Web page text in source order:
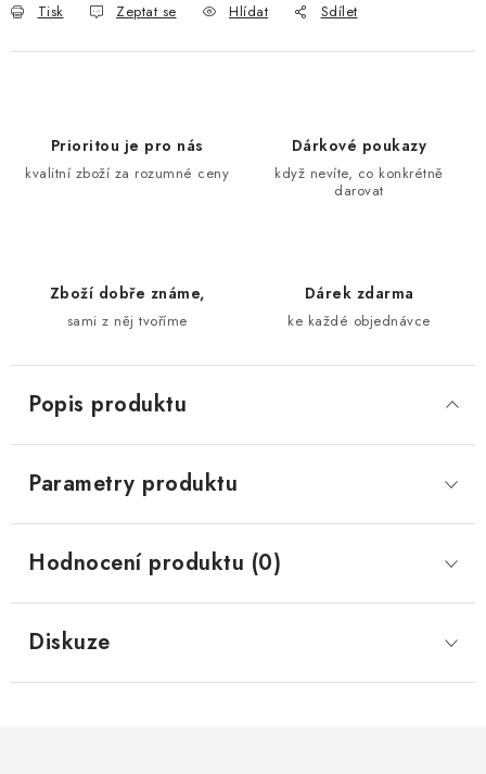
Tisk Zeptat se Hlídat Sdílet
Prioritou je pro nás
kvalitní zboží za rozumné ceny
Dárkové poukazy
když nevíte, co konkrétně
darovat
Zboží dobře známe,
sami z něj tvoříme
Dárek zdarma
ke každé objednávce
Popis produktu
Parametry produktu
Hodnocení produktu (0)
Diskuze